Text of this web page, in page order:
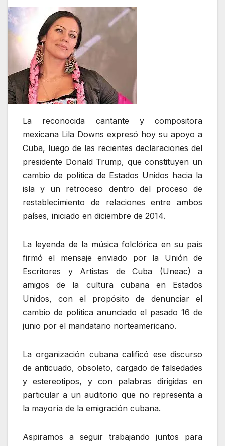
La reconocida cantante y compositora
mexicana Lila Downs expresó hoy su apoyo a
Cuba, luego de las recientes declaraciones del
presidente Donald Trump, que constituyen un
cambio de política de Estados Unidos hacia la
isla y un retroceso dentro del proceso de
restablecimiento de relaciones entre ambos
países, iniciado en diciembre de 2014.
La leyenda de la música folclórica en su país
firmó el mensaje enviado por la Unión de
Escritores y Artistas de Cuba (Uneac) a
amigos de la cultura cubana en Estados
Unidos, con el propósito de denunciar el
cambio de política anunciado el pasado 16 de
junio por el mandatario norteamericano.
La organización cubana calificó ese discurso
de anticuado, obsoleto, cargado de falsedades
y estereotipos, y con palabras dirigidas en
particular a un auditorio que no representa a
la mayoría de la emigración cubana.
Aspiramos a seguir trabajando juntos para